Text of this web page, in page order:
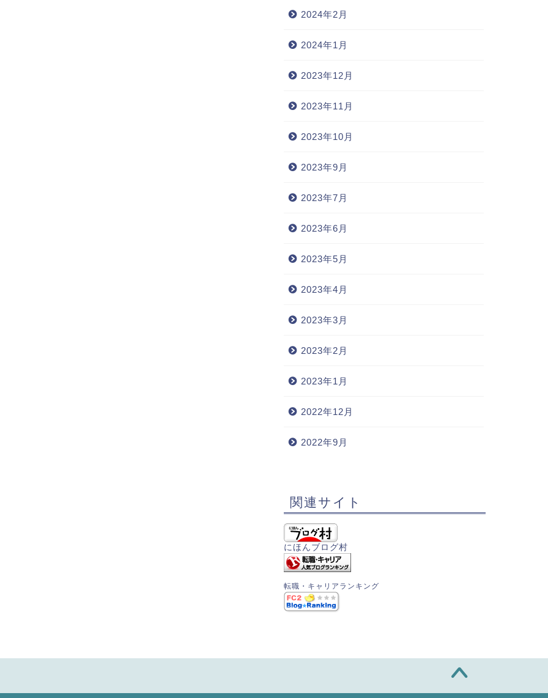
2024年2月
2024年1月
2023年12月
2023年11月
2023年10月
2023年9月
2023年7月
2023年6月
2023年5月
2023年4月
2023年3月
2023年2月
2023年1月
2022年12月
2022年9月
関連サイト
にほんブログ村
転職・キャリアランキング